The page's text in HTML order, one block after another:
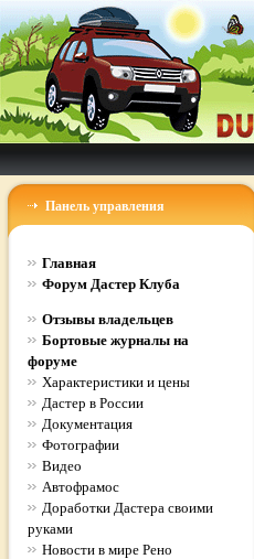
Панель управления
Главная
Форум Дастер Клуба
Отзывы владельцев
Бортовые журналы на
форуме
Характеристики и цены
Дастер в России
Документация
Фотографии
Видео
Автофрамос
Доработки Дастера своими
руками
Новости в мире Рено